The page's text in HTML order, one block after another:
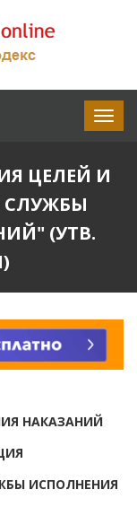
ЦЕЛЕЙ И
СЛУЖБЫ
(УТВ.
НАКАЗАНИЙ
ИСПОЛНЕНИЯ